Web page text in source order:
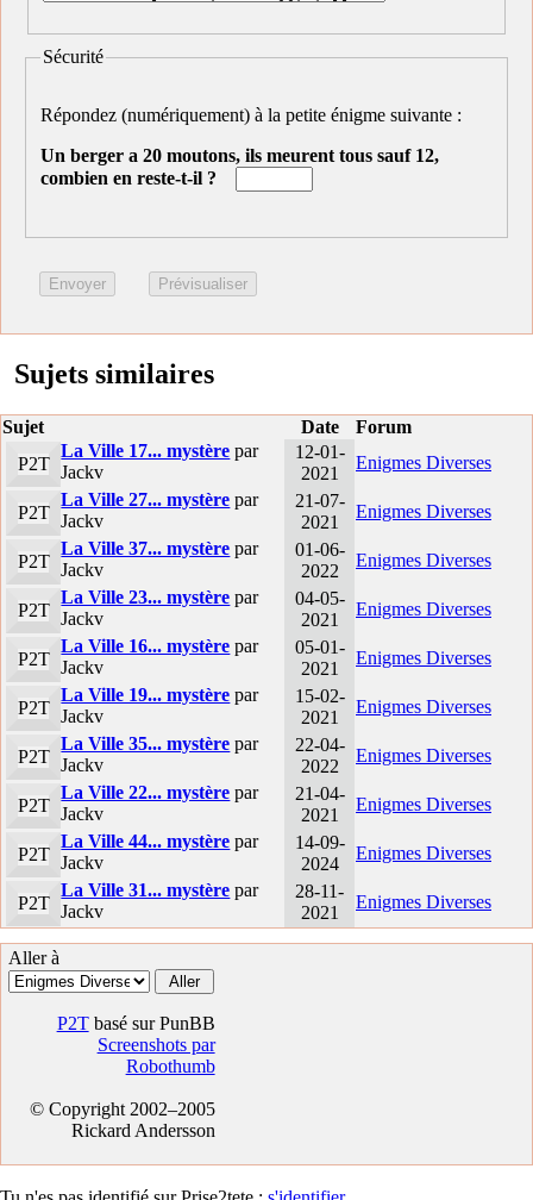
Sécurité
Répondez (numériquement) à la petite énigme suivante :
Un berger a 20 moutons, ils meurent tous sauf 12,
combien en reste-t-il ?
Sujets similaires
Sujet Date
Forum
P2T
La Ville 17... mystère par
Jackv
12-01-
2021
Enigmes Diverses
P2T
La Ville 27... mystère par
Jackv
21-07-
2021
Enigmes Diverses
P2T
La Ville 37... mystère par
Jackv
01-06-
2022
Enigmes Diverses
P2T
La Ville 23... mystère par
Jackv
04-05-
2021
Enigmes Diverses
P2T
La Ville 16... mystère par
Jackv
05-01-
2021
Enigmes Diverses
P2T
La Ville 19... mystère par
Jackv
15-02-
2021
Enigmes Diverses
P2T
La Ville 35... mystère par
Jackv
22-04-
2022
Enigmes Diverses
P2T
La Ville 22... mystère par
Jackv
21-04-
2021
Enigmes Diverses
P2T
La Ville 44... mystère par
Jackv
14-09-
2024
Enigmes Diverses
P2T
La Ville 31... mystère par
Jackv
28-11-
2021
Enigmes Diverses
Aller à
P2Tbasé sur PunBB
Screenshots par
Robothumb
© Copyright 2002–2005
Rickard Andersson